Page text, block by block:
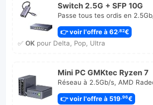
Switch 2.5G + SFP 10G
Passe tous tes ordis en
👉 voir l'offre à 62,82€
✅ OKpour Delta, Pop, Ultra
Mini PC GMKtec Ryzen 7
Réseau à 2.5Gb/s, AMD
👉 voir l'offre à 519,96€